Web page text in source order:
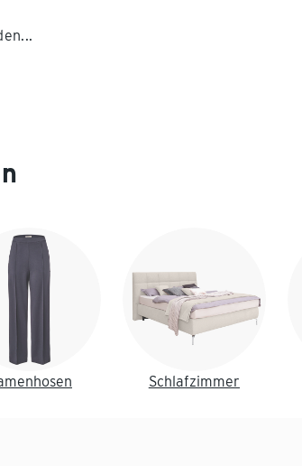
Schlafzimmer